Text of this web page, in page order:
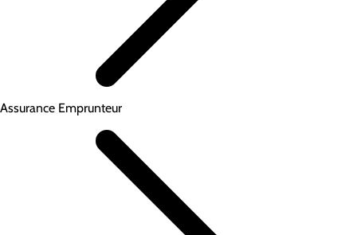
Assurance Emprunteur